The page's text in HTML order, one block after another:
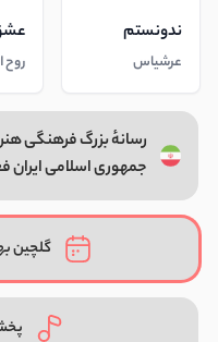
ندونستم
عرشیاس روح
رسانهٔ بزرگ فرهنگی
جمهوری اسلامی ایران
گلچین